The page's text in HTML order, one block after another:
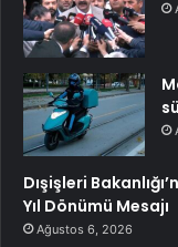
Dışişleri
Yıl Dönümü Mesajı
Ağustos 6, 2026